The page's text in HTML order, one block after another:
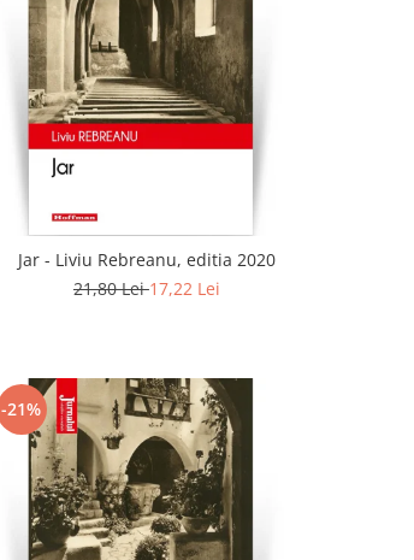
Jar - Liviu Rebreanu, editia 2020
21,80 Lei17,22 Lei
-21%